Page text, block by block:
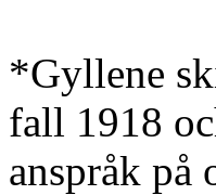
*Gyllene
fall 1918
anspråk på